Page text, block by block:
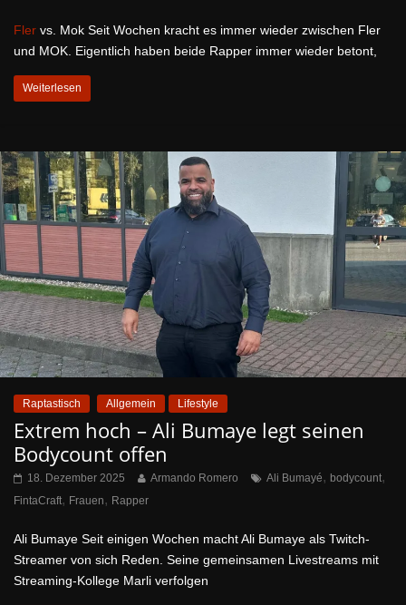
Fler vs. Mok Seit Wochen kracht es immer wieder zwischen Fler
und MOK. Eigentlich haben beide Rapper immer wieder betont,
Weiterlesen
Raptastisch Allgemein Lifestyle
Extrem hoch – Ali Bumaye legt seinen
Bodycount offen
18. Dezember 2025 Armando Romero Ali Bumayé, bodycount,
FintaCraft, Frauen, Rapper
Ali Bumaye Seit einigen Wochen macht Ali Bumaye als Twitch-
Streamer von sich Reden. Seine gemeinsamen Livestreams mit
Streaming-Kollege Marli verfolgen